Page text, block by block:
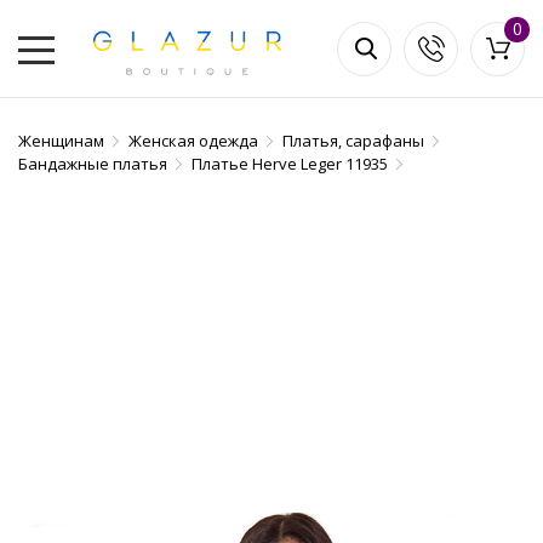
0
Женщинам Женская одежда
Платья, сарафаны
Бандажные платья
Платье Herve Leger 11935